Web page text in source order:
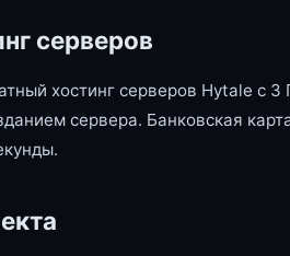
серверов
хостинг серверов Hytale с
сервера. Банковская